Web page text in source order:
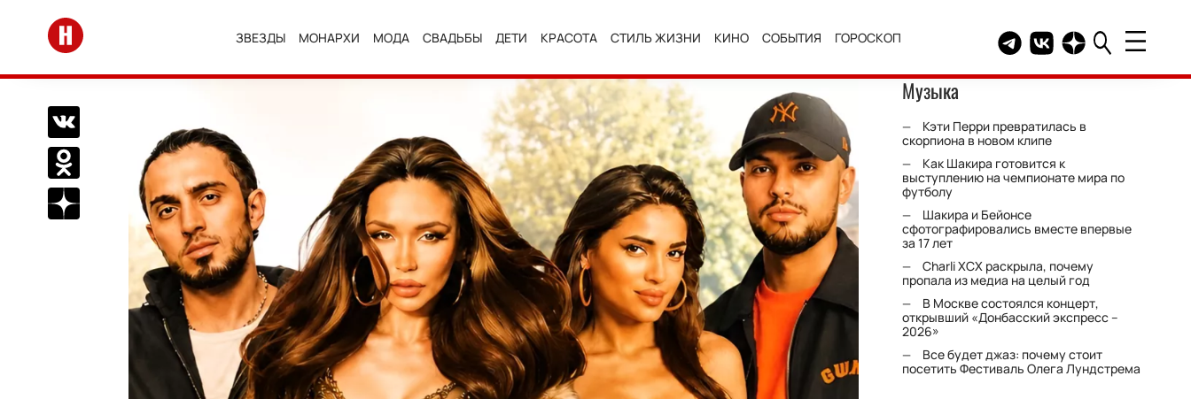
Перейти на главную
ЗВЕЗДЫ МОНАРХИ МОДА СВАДЬБЫ ДЕТИ КРАСОТА СТИЛЬ ЖИЗНИ КИНО СОБЫТИЯ ГОРОСКОП Telegram канал HELLO
Группа HELLO
Канал HELLO в
Поделиться Вконтакте
Поделиться в Одноклассниках
Подписаться на нас в Дзен
Музыка
Кэти Перри превратилась в
скорпиона в новом клипе
Как Шакира готовится к
выступлению на чемпионате мира по
футболу
Шакира и Бейонсе
сфотографировались вместе впервые
за 17 лет
Charli XCX раскрыла, почему
пропала из медиа на целый год
В Москве состоялся концерт,
открывший «Донбасский экспресс –
2026»
Все будет джаз: почему стоит
посетить Фестиваль Олега Лундстрема